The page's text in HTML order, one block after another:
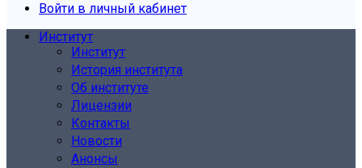
Войти в личный кабинет
Институт
Институт
История института
Об институте
Лицензии
Контакты
Новости
Анонсы